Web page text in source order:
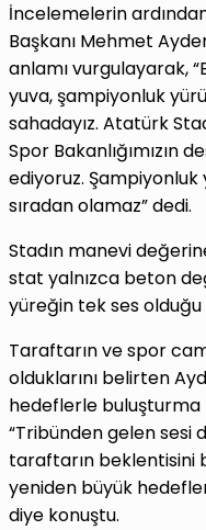
İncelemelerin
Başkanı Mehmet
anlamı vurgulayarak,
yuva, şampiyonluk
sahadayız. Atatürk
Spor Bakanlığımızın
ediyoruz. Şampiyonluk
sıradan olamaz” dedi.
Stadın manevi
stat yalnızca beton
yüreğin tek ses olduğu
Taraftarın ve spor
olduklarını belirten
hedeflerle buluşturma
“Tribünden gelen sesi
taraftarın beklentisini
yeniden büyük
diye konuştu.